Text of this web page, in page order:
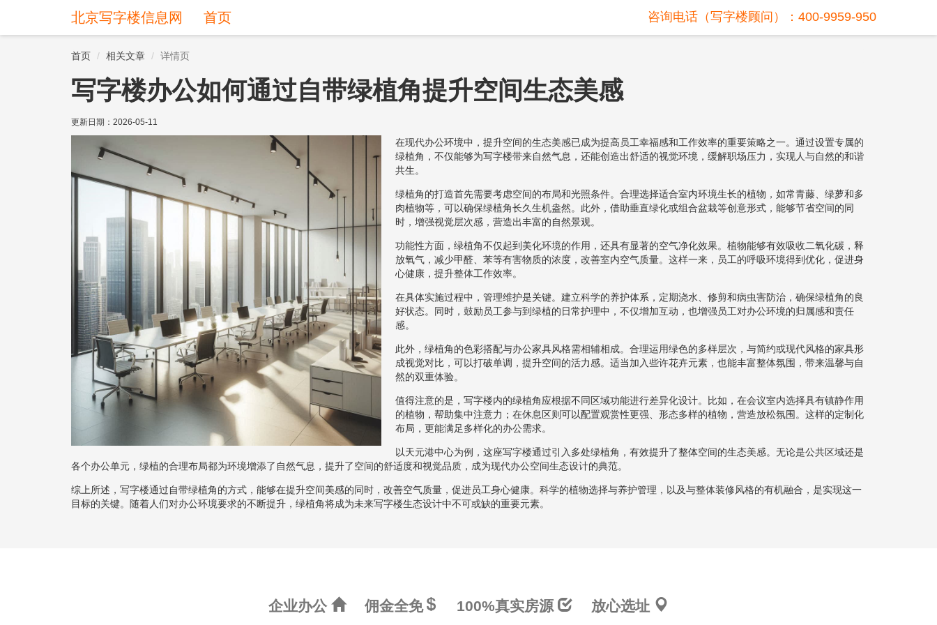
北京写字楼信息网 首页 咨询电话（写字楼顾问）：400-9959-950
首页 相关文章 详情页
写字楼办公如何通过自带绿植角提升空间生态美感
更新日期： 2026-05-11
在现代办公环境中，提升空间的生态美感已成为提高员工幸福感和工作效率的重要策略之一。通过设置专属的
绿植角，不仅能够为写字楼带来自然气息，还能创造出舒适的视觉环境，缓解职场压力，实现人与自然的和谐
共生。
绿植角的打造首先需要考虑空间的布局和光照条件。合理选择适合室内环境生长的植物，如常青藤、绿萝和多
肉植物等，可以确保绿植角长久生机盎然。此外，借助垂直绿化或组合盆栽等创意形式，能够节省空间的同
时，增强视觉层次感，营造出丰富的自然景观。
功能性方面，绿植角不仅起到美化环境的作用，还具有显著的空气净化效果。植物能够有效吸收二氧化碳，释
放氧气，减少甲醛、苯等有害物质的浓度，改善室内空气质量。这样一来，员工的呼吸环境得到优化，促进身
心健康，提升整体工作效率。
在具体实施过程中，管理维护是关键。建立科学的养护体系，定期浇水、修剪和病虫害防治，确保绿植角的良
好状态。同时，鼓励员工参与到绿植的日常护理中，不仅增加互动，也增强员工对办公环境的归属感和责任
感。
此外，绿植角的色彩搭配与办公家具风格需相辅相成。合理运用绿色的多样层次，与简约或现代风格的家具形
成视觉对比，可以打破单调，提升空间的活力感。适当加入些许花卉元素，也能丰富整体氛围，带来温馨与自
然的双重体验。
值得注意的是，写字楼内的绿植角应根据不同区域功能进行差异化设计。比如，在会议室内选择具有镇静作用
的植物，帮助集中注意力；在休息区则可以配置观赏性更强、形态多样的植物，营造放松氛围。这样的定制化
布局，更能满足多样化的办公需求。
以天元港中心为例，这座写字楼通过引入多处绿植角，有效提升了整体空间的生态美感。无论是公共区域还是
各个办公单元，绿植的合理布局都为环境增添了自然气息，提升了空间的舒适度和视觉品质，成为现代办公空间生态设计的典范。
综上所述，写字楼通过自带绿植角的方式，能够在提升空间美感的同时，改善空气质量，促进员工身心健康。科学的植物选择与养护管理，以及与整体装修风格的有机融合，是实现这一
目标的关键。随着人们对办公环境要求的不断提升，绿植角将成为未来写字楼生态设计中不可或缺的重要元素。
企业办公 佣金全免 100%真实房源 放心选址